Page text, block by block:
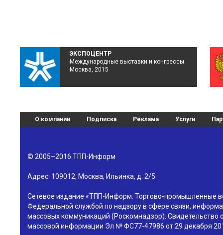
ЭКСПОЦЕНТР
Международные выставки и конгрессы
Москва, 2015
О компании Подписка Реклама Услуги
© 2005–2016 ТПП-Информ
Адрес: 109012, Москва, Ильинка, д. 2/5
Сетевое издание «ТПП-Информ: Торгово-промышленные
Федеральной службой по надзору в сфере связи,
массовых коммуникаций (Роскомнадзор). Свидетельство
массовой информации Эл № ФС77-47986 от 29 декабря